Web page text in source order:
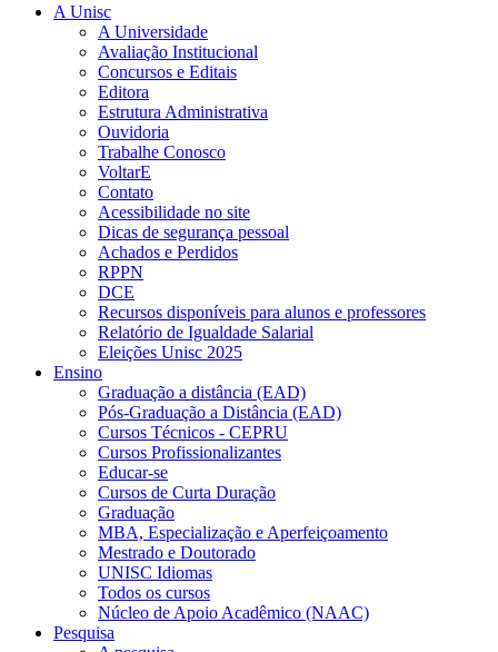
A Unisc
A Universidade
Avaliação Institucional
Concursos e Editais
Editora
Estrutura Administrativa
Ouvidoria
Trabalhe Conosco
VoltarE
Contato
Acessibilidade no site
Dicas de segurança pessoal
Achados e Perdidos
RPPN
DCE
Recursos disponíveis para alunos e professores
Relatório de Igualdade Salarial
Eleições Unisc 2025
Ensino
Graduação a distância (EAD)
Pós-Graduação a Distância (EAD)
Cursos Técnicos - CEPRU
Cursos Profissionalizantes
Educar-se
Cursos de Curta Duração
Graduação
MBA, Especialização e Aperfeiçoamento
Mestrado e Doutorado
UNISC Idiomas
Todos os cursos
Núcleo de Apoio Acadêmico (NAAC)
Pesquisa